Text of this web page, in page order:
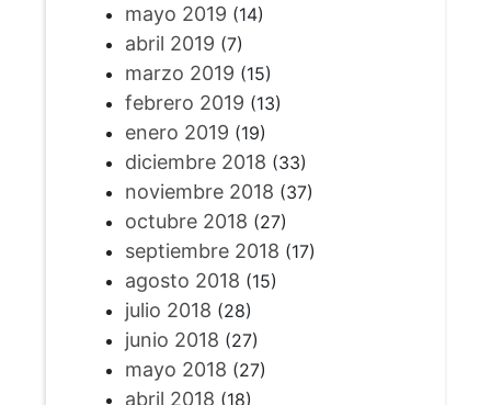
mayo 2019 (14)
abril 2019 (7)
marzo 2019 (15)
febrero 2019 (13)
enero 2019 (19)
diciembre 2018 (33)
noviembre 2018 (37)
octubre 2018 (27)
septiembre 2018 (17)
agosto 2018 (15)
julio 2018 (28)
junio 2018 (27)
mayo 2018 (27)
abril 2018 (18)